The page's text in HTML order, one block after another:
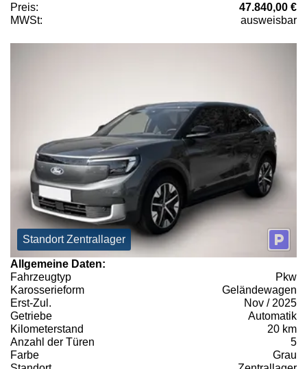
Preis:
47.840,00 €
MWSt:
ausweisbar
Standort Zentrallager
Allgemeine Daten:
Fahrzeugtyp
Pkw
Karosserieform
Geländewagen
Erst-Zul.
Nov / 2025
Getriebe
Automatik
Kilometerstand
20 km
Anzahl der Türen
5
Farbe
Grau